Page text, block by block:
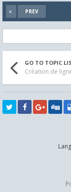
PREV
GO TO TOPIC
Création de